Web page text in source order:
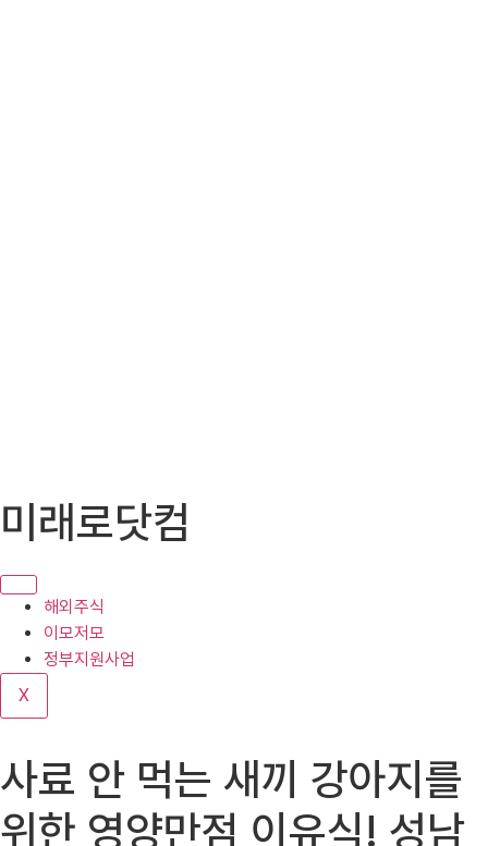
텐
로
기
미래로닷컴
해외주식
이모저모
정부지원사업
X
사료 안 먹는 새끼 강아지를
위한 영양만점 이유식! 성남